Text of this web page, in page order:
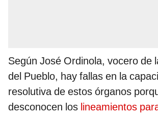
Según José Ordinola, vocero de
del Pueblo, hay fallas en la
resolutiva de estos órganos
desconocen los lineamientos